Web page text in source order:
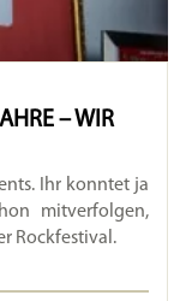
– WIR
Ihr konntet ja
mitverfolgen,
Rockfestival.